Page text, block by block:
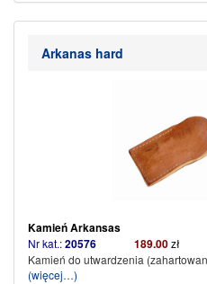
Arkanas hard
Kamień Arkansas
Nr kat.:20576 189.00zł
Kamień do utwardzenia
(więcej…)